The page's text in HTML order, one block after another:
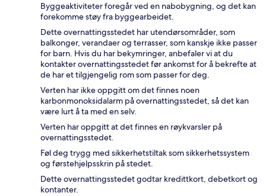
Byggeaktiviteter foregår ved en nabobygning, og det kan
forekomme støy fra byggearbeidet.
Dette overnattingsstedet har utendørsområder, som
balkonger, verandaer og terrasser, som kanskje ikke passer
for barn. Hvis du har bekymringer, anbefaler vi at du
kontakter overnattingsstedet før ankomst for å bekrefte at
de har et tilgjengelig rom som passer for deg.
Verten har ikke oppgitt om det finnes noen
karbonmonoksidalarm på overnattingsstedet, så det kan
være lurt å ta med en selv.
Verten har oppgitt at det finnes en røykvarsler på
overnattingsstedet.
Føl deg trygg med sikkerhetstiltak som sikkerhetssystem
og førstehjelpsskrin på stedet.
Dette overnattingsstedet godtar kredittkort, debetkort og
kontanter.